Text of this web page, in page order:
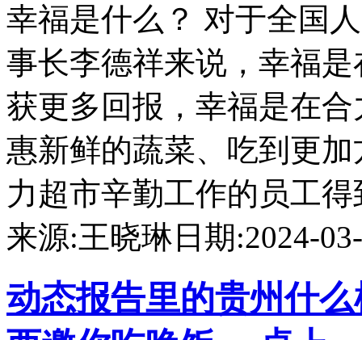
幸福是什么？ 对于全国
事长李德祥来说，幸福
获更多回报，幸福是在
惠新鲜的蔬菜、吃到更
力超市辛勤工作的员工
来源:王晓琳 日期:2024-
动态报告里的贵州什